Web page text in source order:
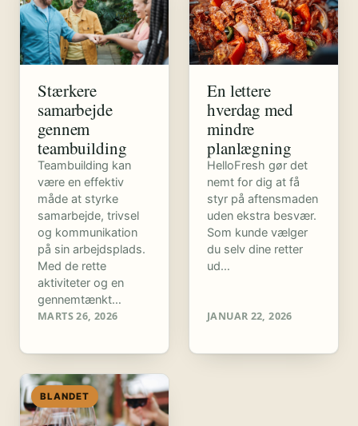
Stærkere
samarbejde
gennem
teambuilding
Teambuilding kan
være en effektiv
måde at styrke
samarbejde, trivsel
og kommunikation
på sin arbejdsplads.
Med de rette
aktiviteter og en
gennemtænkt…
MARTS 26, 2026
En lettere
hverdag med
mindre
planlægning
HelloFresh gør det
nemt for dig at få
styr på aftensmaden
uden ekstra besvær.
Som kunde vælger
du selv dine retter
ud…
JANUAR 22, 2026
BLANDET